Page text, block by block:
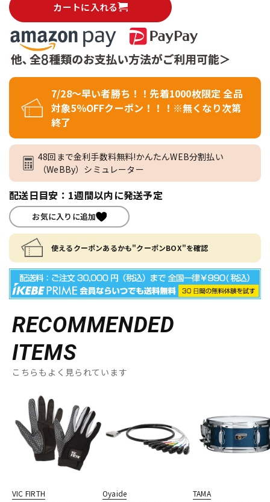
カートに入れる
7/28～早い者勝ち！！先着1000枚限定 全品
対象5％OFFクーポン！！！※無くなり次第
終了
48回まで金利手数料無料!かんたんWEB分割払い
（WeBBy）シミュレーター
配送日目安：1週間以内に発送予定
お気に入りに追加
使えるクーポンあるかも"クーポンBOX"を確認
RECOMMENDED
ITEMS
こちらもよく見られています
VIC FIRTH
Oyaide
TAMA